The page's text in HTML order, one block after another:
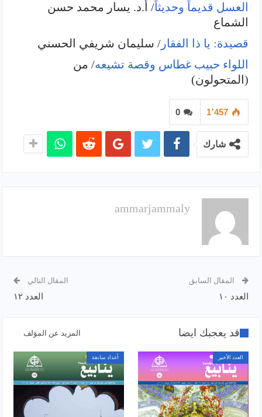
العسل قديماً وحديثاً/ أ.د. يسار محمد حسن
الشماع
قصيدة: يا ذا الفقار / سليمان شريفي الحسني
اللواء حبيب غطاس وقصة تشيعه/ من
(المتحولون)
0 1٬457
شارك
ammarjammaly
المقال السابق
العدد ١٠
المقال التالي
العدد ١٢
قد يعجبك ايضا المزيد عن المؤلف
العدد الأخير أعداد سابقة